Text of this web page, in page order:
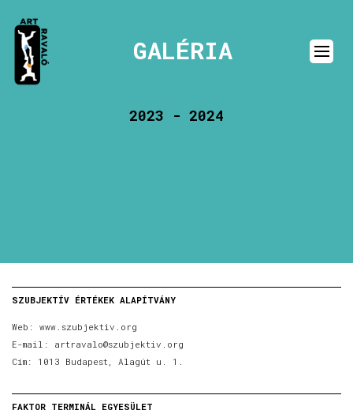
GALÉRIA
2023 - 2024
SZUBJEKTÍV ÉRTÉKEK ALAPÍTVÁNY
Web: www.szubjektiv.org
E-mail: artravalo@szubjektiv.org
Cím: 1013 Budapest, Alagút u. 1.
FAKTOR TERMINÁL EGYESÜLET